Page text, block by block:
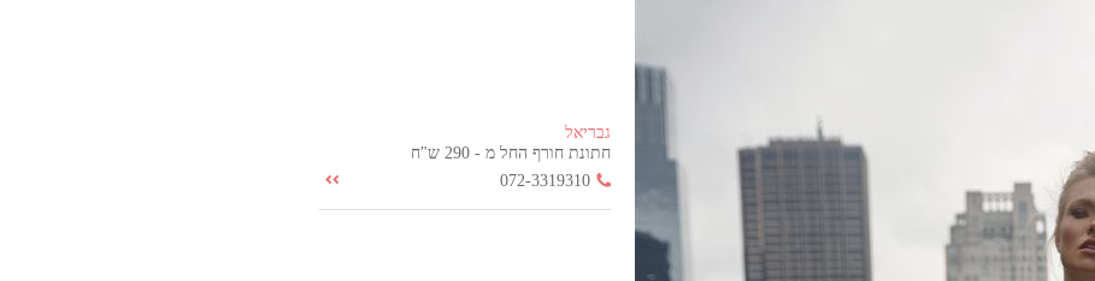
גבריאל
חתונת חורף החל מ - 290 ש"ח
072-3319310